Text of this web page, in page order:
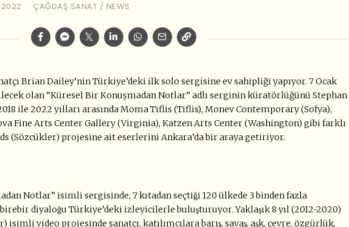
2022 ÇAĞDAŞ SANAT / NEWS
Brian Dailey’nin Türkiye’deki ilk solo sergisine ev sahipliği yapıyor. 7 Ocak
olan “Küresel Bir Konuşmadan Notlar” adlı serginin küratörlüğünü Stephan
ile 2022 yılları arasında Moma Tiflis (Tiflis), Monev Contemporary (Sofya),
Fine Arts Center Gallery (Virginia), Katzen Arts Center (Washington) gibi farklı
(Sözcükler) projesine ait eserlerini Ankara’da bir araya getiriyor.
Notlar” isimli sergisinde, 7 kıtadan seçtiği 120 ülkede 3 binden fazla
diyaloğu Türkiye’deki izleyicilerle buluşturuyor. Yaklaşık 8 yıl (2012-2020)
isimli video projesinde sanatçı, katılımcılara barış, savaş, aşk, çevre, özgürlük,